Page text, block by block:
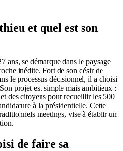
et quel est son
ans, se démarque dans le paysage
inédite. Fort de son désir de
le processus décisionnel, il a choisi
projet est simple mais ambitieux :
des citoyens pour recueillir les 500
à la présidentielle. Cette
meetings, vise à établir un
de faire sa